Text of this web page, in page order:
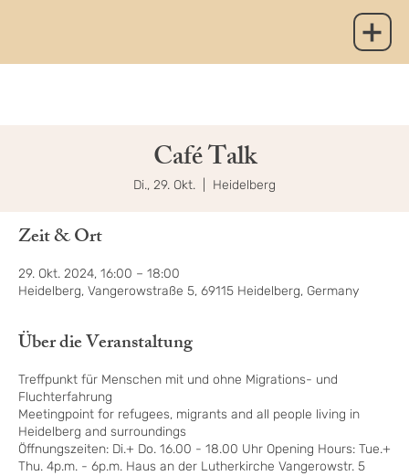
Café Talk
Di., 29. Okt. Heidelberg
Zeit & Ort
29. Okt. 2024, 16:00 – 18:00
Heidelberg, Vangerowstraße 5, 69115 Heidelberg, Germany
Über die Veranstaltung
Treffpunkt für Menschen mit und ohne Migrations- und
Fluchterfahrung
Meetingpoint for refugees, migrants and all people living in
Heidelberg and surroundings
Öffnungszeiten: Di.+ Do. 16.00 - 18.00 Uhr Opening Hours: Tue.+
Thu. 4p.m. - 6p.m. Haus an der Lutherkirche Vangerowstr. 5